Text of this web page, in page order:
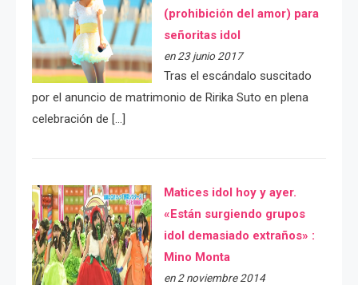
(prohibición del amor) para
señoritas idol
en 23 junio 2017
Tras el escándalo suscitado
por el anuncio de matrimonio de Ririka Suto en plena
celebración de […]
Matices idol hoy y ayer.
«Están surgiendo grupos
idol demasiado extraños» :
Mino Monta
en 2 noviembre 2014